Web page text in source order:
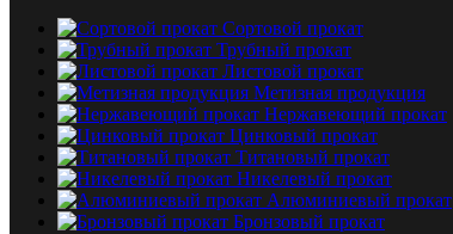
Сортовой прокат
Трубный прокат
Листовой прокат
Метизная продукция
Нержавеющий прокат
Цинковый прокат
Титановый прокат
Никелевый прокат
Алюминиевый прокат
Бронзовый прокат